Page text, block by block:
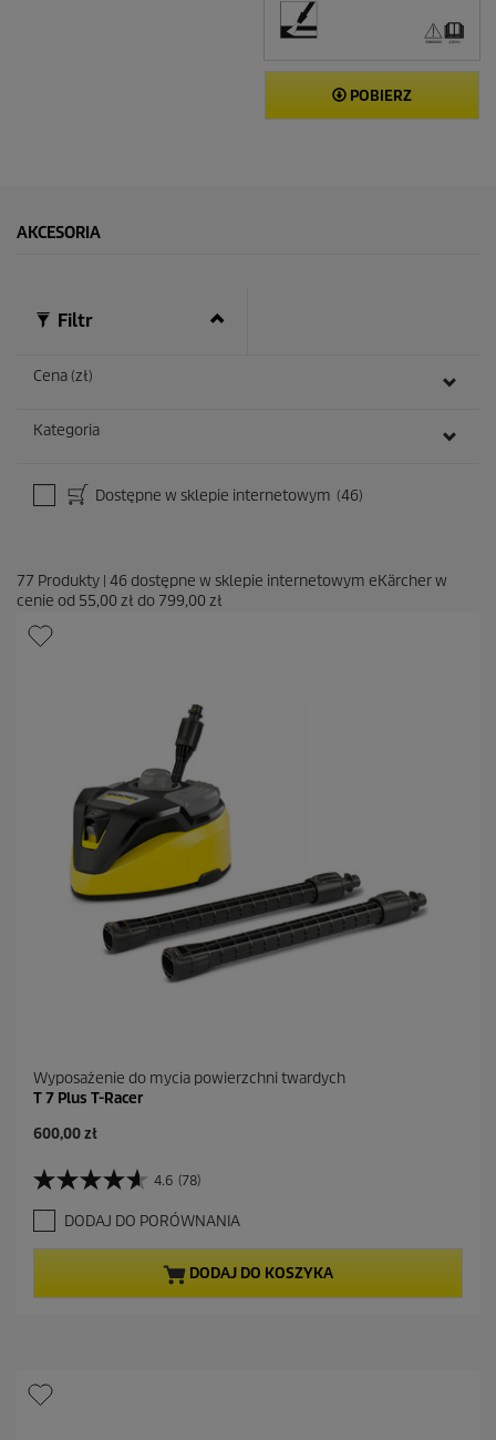
POBIERZ
AKCESORIA
Filtr
Cena (zł)
Kategoria
Dostępne w sklepie internetowym (46)
77 Produkty 46dostępne w sklepie internetowym eKärcher w
cenie od 55,00 zł do 799,00 zł
Wyposażenie do mycia powierzchni twardych
T 7 Plus T-Racer
A
t
u
a
l
n
c
600,00 zł
4.6 (78)
4
.
6
n
z
d
DODAJ DO PORÓWNANIA
DODAJ DO KOSZYKA